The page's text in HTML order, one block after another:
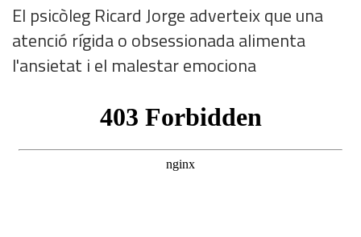
El psicòleg Ricard Jorge adverteix que una
atenció rígida o obsessionada alimenta
l'ansietat i el malestar emociona